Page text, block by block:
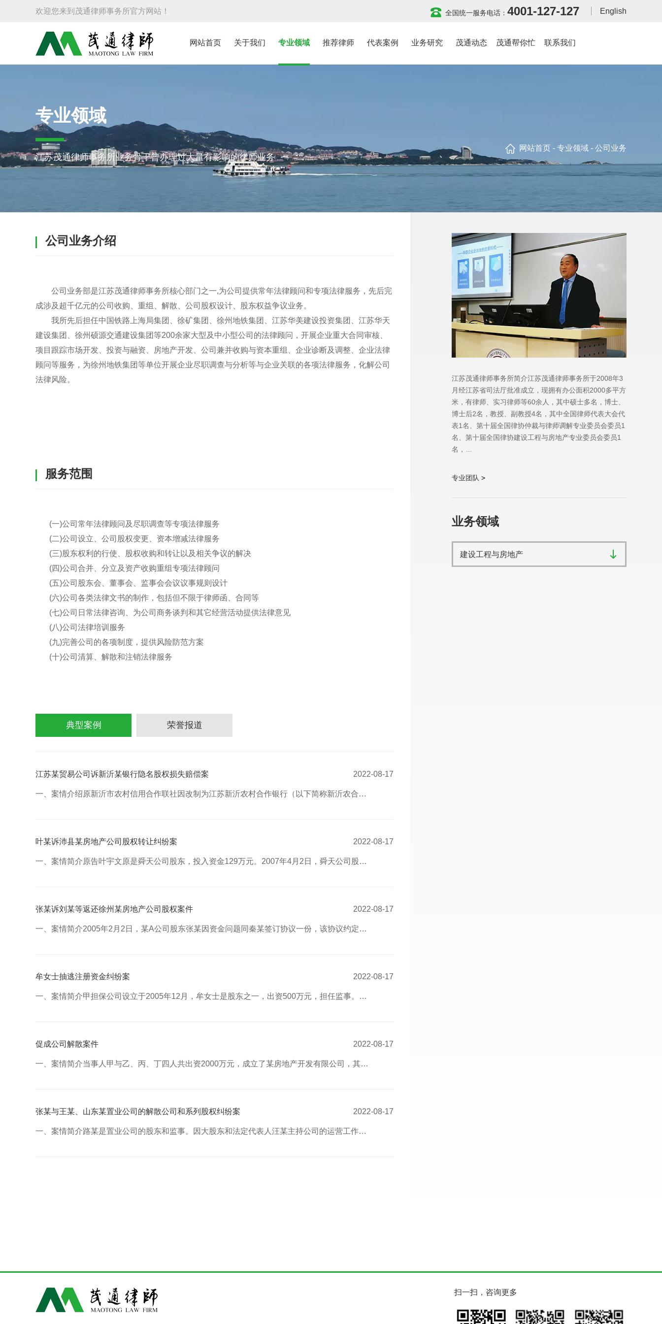
欢迎您来到茂通律师事务所官方网站！ English
全国统一服务电话： 4001-127-127
网站首页 关于我们 专业领域 推荐律师 代表案例 业务研究 茂通动态 茂通帮你忙 联系我们
专业领域
江苏茂通律师事务所业务骨干曾办理过大量有影响的律师业务
网站首页 - 专业领域 - 公司业务
公司业务介绍
公司业务部是江苏茂通律师事务所核心部门之一,为公司提供常年法律顾问和专项法律服务，先后完
成涉及超千亿元的公司收购、重组、解散、公司股权设计、股东权益争议业务。
我所先后担任中国铁路上海局集团、徐矿集团、徐州地铁集团、江苏华美建设投资集团、江苏华天
建设集团、徐州硕源交通建设集团等200余家大型及中小型公司的法律顾问，开展企业重大合同审核、
项目跟踪市场开发、投资与融资、房地产开发、公司兼并收购与资本重组、企业诊断及调整、企业法律
顾问等服务，为徐州地铁集团等单位开展企业尽职调查与分析等与企业关联的各项法律服务，化解公司
法律风险。
服务范围
(一)公司常年法律顾问及尽职调查等专项法律服务
(二)公司设立、公司股权变更、资本增减法律服务
(三)股东权利的行使、股权收购和转让以及相关争议的解决
(四)公司合并、分立及资产收购重组专项法律顾问
(五)公司股东会、董事会、监事会会议议事规则设计
(六)公司各类法律文书的制作，包括但不限于律师函、合同等
(七)公司日常法律咨询、为公司商务谈判和其它经营活动提供法律意见
(八)公司法律培训服务
(九)完善公司的各项制度，提供风险防范方案
(十)公司清算、解散和注销法律服务
典型案例 荣誉报道
江苏某贸易公司诉新沂某银行隐名股权损失赔偿案 2022-08-17
一、案情介绍原新沂市农村信用合作联社因改制为江苏新沂农村合作银行（以下简称新沂农合…
叶某诉沛县某房地产公司股权转让纠纷案 2022-08-17
一、案情简介原告叶宇文原是舜天公司股东，投入资金129万元。2007年4月2日，舜天公司股…
张某诉刘某等返还徐州某房地产公司股权案件 2022-08-17
一、案情简介2005年2月2日，某A公司股东张某因资金问题同秦某签订协议一份，该协议约定…
牟女士抽逃注册资金纠纷案 2022-08-17
一、案情简介甲担保公司设立于2005年12月，牟女士是股东之一，出资500万元，担任监事。…
促成公司解散案件 2022-08-17
一、案情简介当事人甲与乙、丙、丁四人共出资2000万元，成立了某房地产开发有限公司，其…
张某与王某、山东某置业公司的解散公司和系列股权纠纷案 2022-08-17
一、案情简介路某是置业公司的股东和监事。因大股东和法定代表人汪某主持公司的运营工作…
江苏茂通律师事务所简介江苏茂通律师事务所于2008年3
月经江苏省司法厅批准成立，现拥有办公面积2000多平方
米，有律师、实习律师等60余人，其中硕士多名，博士、
博士后2名，教授、副教授4名，其中全国律师代表大会代
表1名、第十届全国律协仲裁与律师调解专业委员会委员1
名、第十届全国律协建设工程与房地产专业委员会委员1
名，…
专业团队 >
业务领域
建设工程与房地产
扫一扫，咨询更多